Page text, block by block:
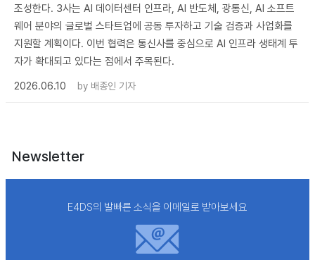
조성한다. 3사는 AI 데이터센터 인프라, AI 반도체, 광통신, AI 소프트
웨어 분야의 글로벌 스타트업에 공동 투자하고 기술 검증과 사업화를
지원할 계획이다. 이번 협력은 통신사를 중심으로 AI 인프라 생태계 투
자가 확대되고 있다는 점에서 주목된다.
2026.06.10
by 배종인 기자
Newsletter
E4DS의 발빠른 소식을 이메일로 받아보세요